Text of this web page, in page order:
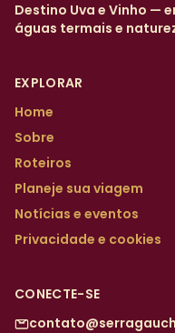
Destino Uva e Vinho —
águas termais e
EXPLORAR
Home
Sobre
Roteiros
Planeje sua viagem
Notícias e eventos
Privacidade e cookies
CONECTE-SE